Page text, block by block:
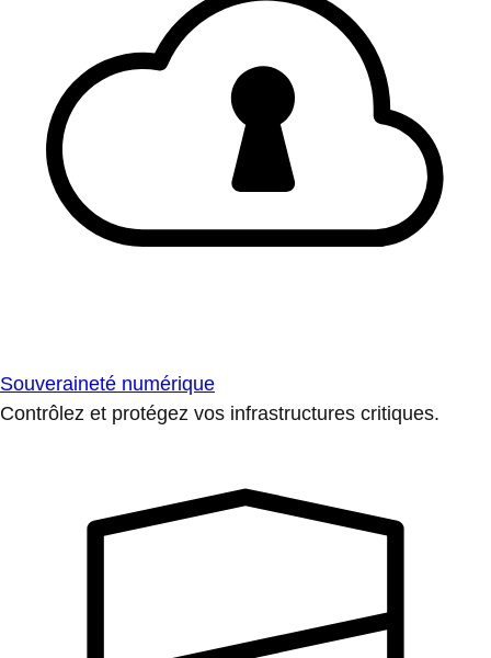
Souveraineté numérique
Contrôlez et protégez vos infrastructures critiques.